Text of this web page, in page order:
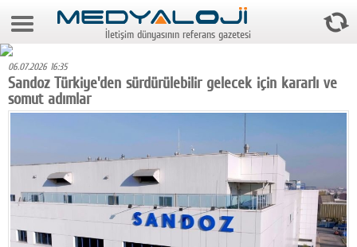
6 Ağustos 2026 6:00:39
Foto Galeri
Video Galeri
Medya
Reyting-tiraj
Teknoloji
İletişim dünyasının referans gazetesi
06.07.2026 16:35
Sandoz Türkiye'den sürdürülebilir gelecek için kararlı ve
somut adımlar